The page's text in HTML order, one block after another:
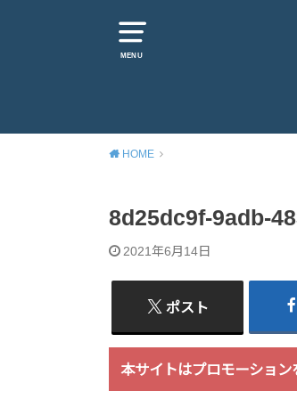
MENU
HOME
8d25dc9f-9adb-
2021年6月14日
ポスト
本サイトはプロモーション